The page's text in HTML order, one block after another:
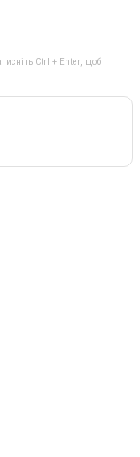
Ctrl + Enter, щоб